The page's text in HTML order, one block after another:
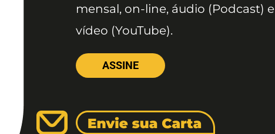
mensal, on-line, áudio (Podcast) e
vídeo (YouTube).
ASSINE